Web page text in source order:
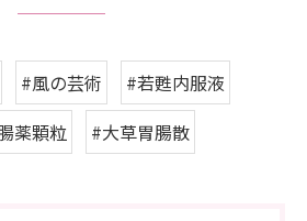
#風の芸術
#若甦内服液
薬顆粒
#大草胃腸散